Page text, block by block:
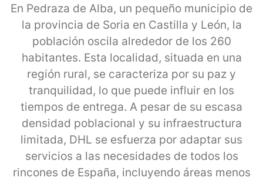
En Pedraza de Alba, un pequeño municipio de
la provincia de Soria en Castilla y León, la
población oscila alrededor de los 260
habitantes. Esta localidad, situada en una
región rural, se caracteriza por su paz y
tranquilidad, lo que puede influir en los
tiempos de entrega. A pesar de su escasa
densidad poblacional y su infraestructura
limitada, DHL se esfuerza por adaptar sus
servicios a las necesidades de todos los
rincones de España, incluyendo áreas menos